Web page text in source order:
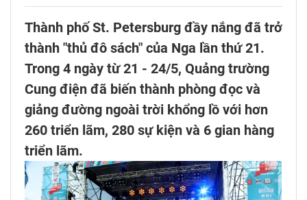
Thành phố St. Petersburg đầy nắng đã trở
thành "thủ đô sách" của Nga lần thứ 21.
Trong 4 ngày từ 21 - 24/5, Quảng trường
Cung điện đã biến thành phòng đọc và
giảng đường ngoài trời khổng lồ với hơn
260 triển lãm, 280 sự kiện và 6 gian hàng
triển lãm.